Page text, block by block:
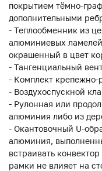
покрытием тёмно-
дополнительными
- Теплообменник из
алюминиевых
окрашенный в цвет
- Тангенциальный
- Комплект крепежно-
- Воздухоспускной
- Рулонная или
алюминия либо из
- Окантовочный U-
алюминия,
встраивать
рамки не влияет на